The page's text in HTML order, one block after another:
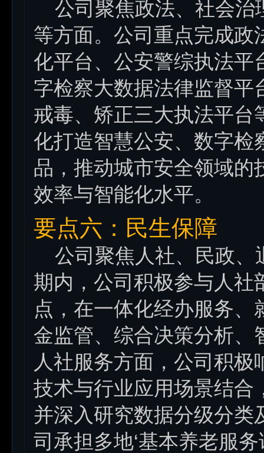
公司聚焦政法、社会治
等方面。公司重点完成政
化平台、公安警综执法平
字检察大数据法律监督平
戒毒、矫正三大执法平台
化打造智慧公安、数字检
品，推动城市安全领域的
效率与智能化水平。
要点六：民生保障
公司聚焦人社、民政、
期内，公司积极参与人社
点，在一体化经办服务
金监管、综合决策分析、
人社服务方面，公司积
技术与行业应用场景结合
并深入研究数据分级分类
司承担多地‘基本养老服